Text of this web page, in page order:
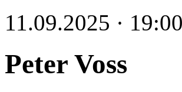
11.09.2025 · 19:00
Peter Voss